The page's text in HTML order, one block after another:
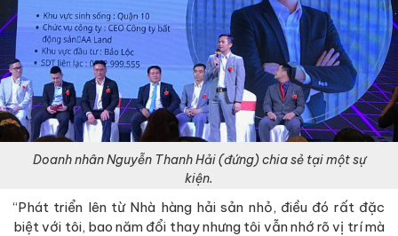
Doanh nhân Nguyễn Thanh Hải (đứng) chia sẻ tại một sự
kiện.
“Phát triển lên từ Nhà hàng hải sản nhỏ, điều đó rất đặc
biệt với tôi, bao năm đổi thay nhưng tôi vẫn nhớ rõ vị trí mà